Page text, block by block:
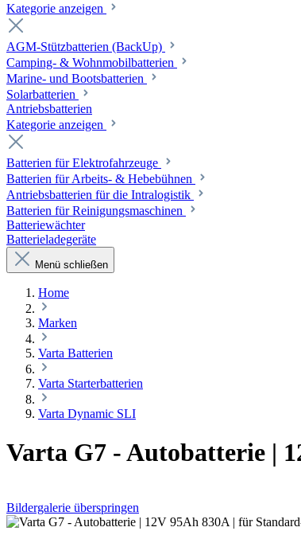
Kategorie anzeigen
AGM-Stützbatterien (BackUp)
Camping- & Wohnmobilbatterien
Marine- und Bootsbatterien
Solarbatterien
Antriebsbatterien
Kategorie anzeigen
Batterien für Elektrofahrzeuge
Batterien für Arbeits- & Hebebühnen
Antriebsbatterien für die Intralogistik
Batterien für Reinigungsmaschinen
Batteriewächter
Batterieladegeräte
Menü schließen
Home
Marken
Varta Batterien
Varta Starterbatterien
Varta Dynamic SLI
Varta G7 - Autobatterie |
Bildergalerie überspringen